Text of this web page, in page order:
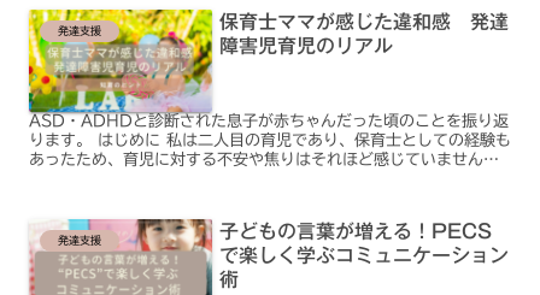
発達支援
保育士ママが感じた違和感 発達
障害児育児のリアル
ASD・ADHDと診断された息子が赤ちゃんだった頃のことを振り返
ります。 はじめに 私は二人目の育児であり、保育士としての経験も
あったため、育児に対する不安や焦りはそれほど感じていませんで
発達支援
子どもの言葉が増える！PECS
で楽しく学ぶコミュニケーション
術